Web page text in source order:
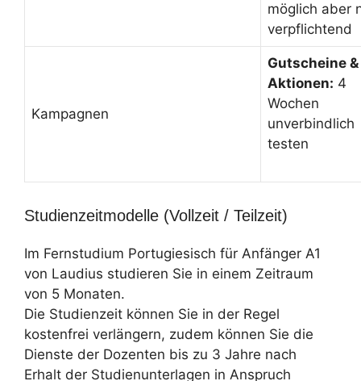
möglich aber
verpflichtend
Kampagnen
Gutscheine &
Aktionen: 4
Wochen
unverbindlich
testen
Studienzeitmodelle (Vollzeit / Teilzeit)
Im Fernstudium Portugiesisch für Anfänger A1
von Laudius studieren Sie in einem Zeitraum
von 5 Monaten.
Die Studienzeit können Sie in der Regel
kostenfrei verlängern, zudem können Sie die
Dienste der Dozenten bis zu 3 Jahre nach
Erhalt der Studienunterlagen in Anspruch